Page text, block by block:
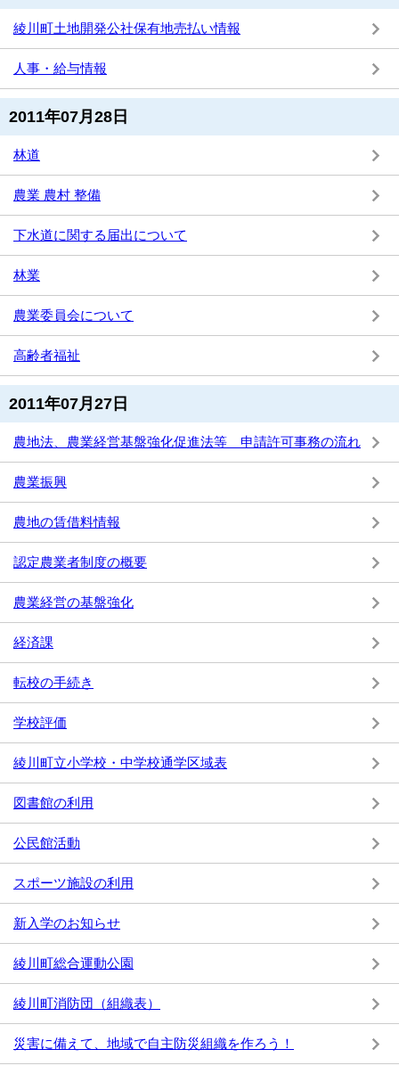
綾川町土地開発公社保有地売払い情報
人事・給与情報
2011年07月28日
林道
農業 農村 整備
下水道に関する届出について
林業
農業委員会について
高齢者福祉
2011年07月27日
農地法、農業経営基盤強化促進法等 申請許可事務の流れ
農業振興
農地の賃借料情報
認定農業者制度の概要
農業経営の基盤強化
経済課
転校の手続き
学校評価
綾川町立小学校・中学校通学区域表
図書館の利用
公民館活動
スポーツ施設の利用
新入学のお知らせ
綾川町総合運動公園
綾川町消防団（組織表）
災害に備えて、地域で自主防災組織を作ろう！